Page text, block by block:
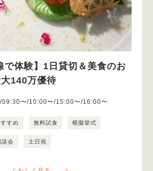
で体験】1日貸切＆美食のお
140万優待
09:30〜/10:00〜/15:00〜/16:00〜
すめ 無料試食 模擬挙式
談会 土日祝